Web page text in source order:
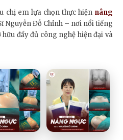
chị em lựa chọn thực hiện nâng
Nguyễn Đỗ Chỉnh – nơi nổi tiếng
đầy đủ công nghệ hiện đại và